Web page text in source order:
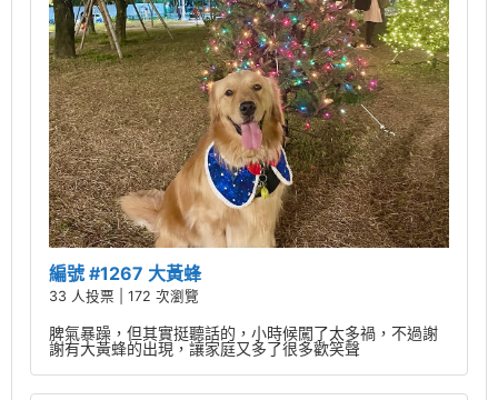
編號 #1267 大黃蜂
33 人投票 | 172 次瀏覽
脾氣暴躁，但其實挺聽話的，小時候闖了太多禍，不過謝
謝有大黃蜂的出現，讓家庭又多了很多歡笑聲